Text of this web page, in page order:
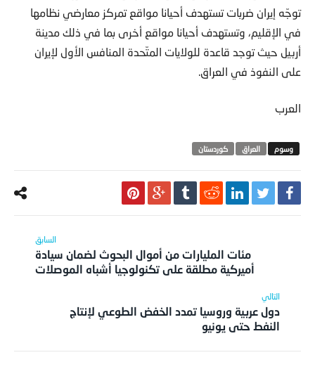
توجّه إيران ضربات تستهدف أحيانا مواقع تمركز معارضي نظامها
في الإقليم، وتستهدف أحيانا مواقع أخرى بما في ذلك مدينة
أربيل حيث توجد قاعدة للولايات المتّحدة المنافس الأول لإيران
على النفوذ في العراق.
العرب
العراق كوردستان
مئات المليارات من أموال البحوث لضمان سيادة
أميركية مطلقة على تكنولوجيا أشباه الموصلات
دول عربية وروسيا تمدد الخفض الطوعي لإنتاج
النفط حتى يونيو